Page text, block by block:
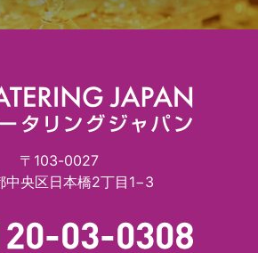
〒103-0027
中央区日本橋2丁目1−3